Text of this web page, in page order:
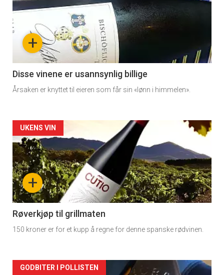
+
Disse vinene er usannsynlig billige
Årsaken er knyttet til eieren som får sin «lønn i himmelen».
Forsiden
akkurat
nå
-
2
+
UKENS VIN
Røverkjøp til grillmaten
150 kroner er for et kupp å regne for denne spanske rødvinen.
Forsiden
GODBITER I POLLISTEN